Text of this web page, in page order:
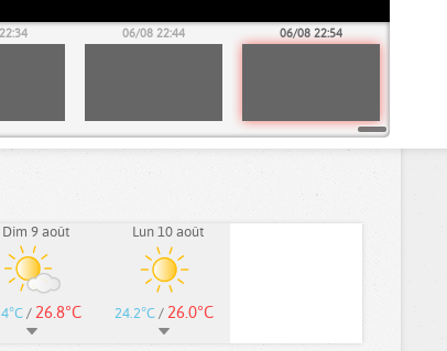
06/08 22:44 06/08 22:54
Dim 9 août
/ 26.8°C
Lun 10 août
24.2°C / 26.0°C